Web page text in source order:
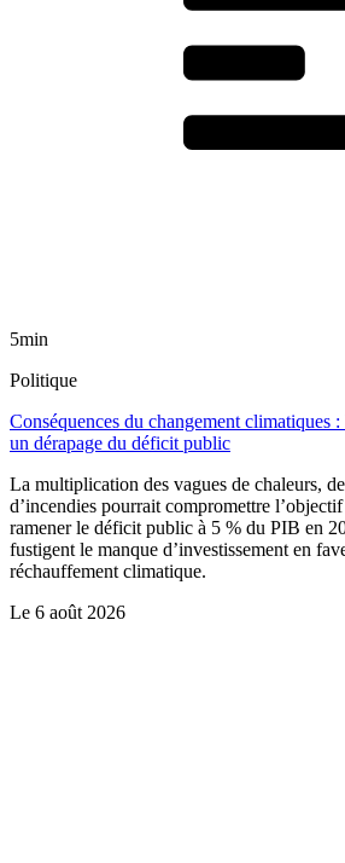
5min
Politique
Conséquences du changement climatiques :
un dérapage du déficit public
La multiplication des vagues de chaleurs, de
d’incendies pourrait compromettre
ramener le déficit public à 5 % du PIB en
fustigent le manque d’investissement en
réchauffement climatique.
Le 6 août 2026